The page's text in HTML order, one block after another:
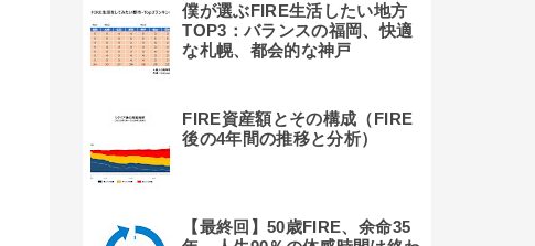
僕が選ぶFIRE生活したい地方
TOP3：バランスの福岡、快適
な札幌、都会的な神戸
FIRE資産額とその構成（FIRE
後の4年間の推移と分析）
【最終回】50歳FIRE、余命35